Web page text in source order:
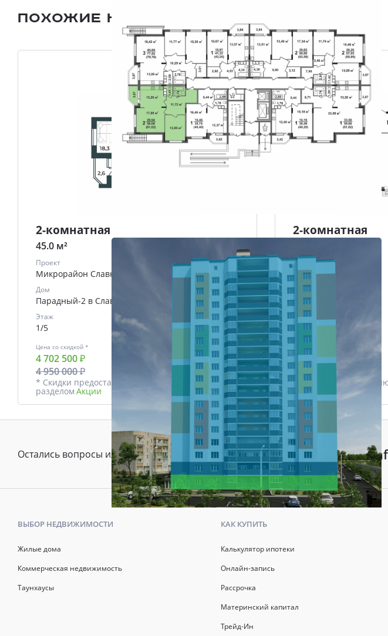
Похожие квартиры
2-комнатная
45.0 м²
Проект
Микрорайон Славный
Дом
Парадный-2 в Славном
Этаж
1/5
Цена со скидкой *
4 702 500 ₽
4 950 000 ₽
В ипотеку
от21992 ₽/мес.
* Скидки предоставляются в соответствии с
разделом Акции
2-комнатная
Проект
ЖК МАРШАЛ
Дом
Еловая, 82
Этаж
1/16
Цена со скидкой *
6 560 937 ₽
7 718 750 ₽
* Скидки
разделом Акции
Остались вопросы или предложения? Задать вопрос
ВЫБОР НЕДВИЖИМОСТИ
Жилые дома
Коммерческая недвижимость
Таунхаусы
КАК КУПИТЬ
Калькулятор ипотеки
Онлайн-запись
Рассрочка
Материнский капитал
Трейд-Ин